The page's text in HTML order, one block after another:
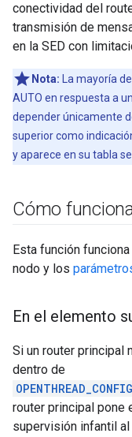
conectividad del
transmisión de
en la SED con
Nota: La mayoría
AUTO en respuesta a
depender únicamente
superior como
y aparece en su tabla
Cómo
Esta función
nodo y los
En el elemento
Si un router principal
dentro de
router principal pone
supervisión infantil al